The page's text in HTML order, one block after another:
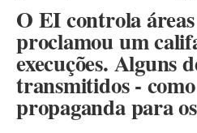
O EI controla
proclamou um
execuções. Alguns
transmitidos -
propaganda para